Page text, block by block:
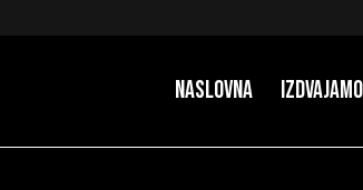
Naslovna Izdvajamo